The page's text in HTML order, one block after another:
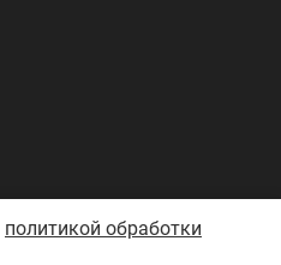
политикой обработки